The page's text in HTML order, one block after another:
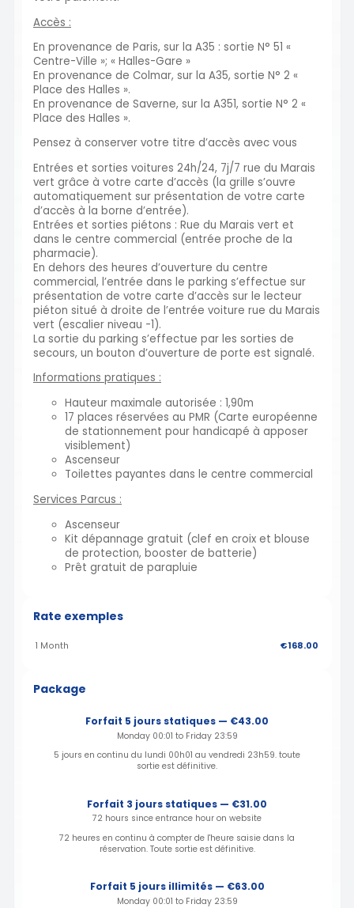
Accès :
En provenance de Paris, sur la A35 : sortie N° 51 «
Centre-Ville »; « Halles-Gare »
En provenance de Colmar, sur la A35, sortie N° 2 «
Place des Halles ».
En provenance de Saverne, sur la A351, sortie N° 2 «
Place des Halles ».
Pensez à conserver votre titre d’accès avec vous
Entrées et sorties voitures 24h/24, 7j/7 rue du Marais
vert grâce à votre carte d’accès (la grille s’ouvre
automatiquement sur présentation de votre carte
d’accès à la borne d’entrée).
Entrées et sorties piétons : Rue du Marais vert et
dans le centre commercial (entrée proche de la
pharmacie).
En dehors des heures d’ouverture du centre
commercial, l’entrée dans le parking s’effectue sur
présentation de votre carte d’accès sur le lecteur
piéton situé à droite de l’entrée voiture rue du Marais
vert (escalier niveau -1).
La sortie du parking s’effectue par les sorties de
secours, un bouton d’ouverture de porte est signalé.
Informations pratiques :
Hauteur maximale autorisée : 1,90m
17 places réservées au PMR (Carte européenne
de stationnement pour handicapé à apposer
visiblement)
Ascenseur
Toilettes payantes dans le centre commercial
Services Parcus :
Ascenseur
Kit dépannage gratuit (clef en croix et blouse
de protection, booster de batterie)
Prêt gratuit de parapluie
Rate exemples
1 Month €168.00
Package
Forfait 5 jours statiques — €43.00
Monday 00:01 to Friday 23:59
5 jours en continu du lundi 00h01 au vendredi 23h59. toute
sortie est définitive.
Forfait 3 jours statiques — €31.00
72 hours since entrance hour on website
72 heures en continu à compter de l'heure saisie dans la
réservation. Toute sortie est définitive.
Forfait 5 jours illimités — €63.00
Monday 00:01 to Friday 23:59